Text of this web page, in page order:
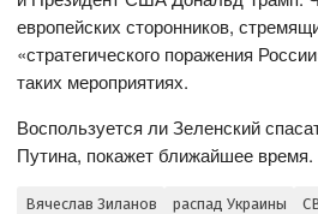
европейских сторонников,
«стратегического поражения
таких мероприятиях.
Воспользуется ли Зеленский
Путина, покажет ближайшее время.
Вячеслав Зиланов распад Украины